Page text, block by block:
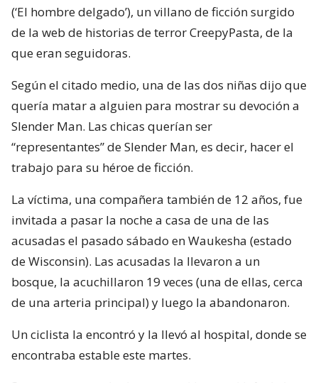
(‘El hombre delgado’), un villano de ficción surgido
de la web de historias de terror CreepyPasta, de la
que eran seguidoras.
Según el citado medio, una de las dos niñas dijo que
quería matar a alguien para mostrar su devoción a
Slender Man. Las chicas querían ser
“representantes” de Slender Man, es decir, hacer el
trabajo para su héroe de ficción.
La víctima, una compañera también de 12 años, fue
invitada a pasar la noche a casa de una de las
acusadas el pasado sábado en Waukesha (estado
de Wisconsin). Las acusadas la llevaron a un
bosque, la acuchillaron 19 veces (una de ellas, cerca
de una arteria principal) y luego la abandonaron.
Un ciclista la encontró y la llevó al hospital, donde se
encontraba estable este martes.